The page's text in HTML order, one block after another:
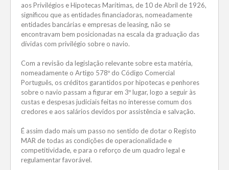
aos Privilégios e Hipotecas Marítimas, de 10 de Abril de 1926,
significou que as entidades financiadoras, nomeadamente
entidades bancárias e empresas de leasing, não se
encontravam bem posicionadas na escala da graduação das
dívidas com privilégio sobre o navio.
Com a revisão da legislação relevante sobre esta matéria,
nomeadamente o Artigo 578º do Código Comercial
Português, os créditos garantidos por hipotecas e penhores
sobre o navio passam a figurar em 3º lugar, logo a seguir às
custas e despesas judiciais feitas no interesse comum dos
credores e aos salários devidos por assistência e salvação.
É assim dado mais um passo no sentido de dotar o Registo
MAR de todas as condições de operacionalidade e
competitividade, e para o reforço de um quadro legal e
regulamentar favorável.